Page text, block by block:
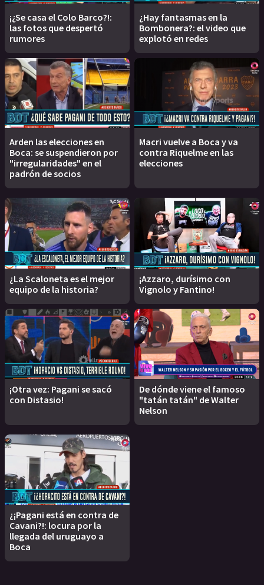
¡¿Se casa el Colo Barco?!:
las fotos que despertó
rumores
¿Hay fantasmas en la
Bombonera?: el video que
explotó en redes
Arden las elecciones en
Boca: se suspendieron por
"irregularidades" en el
padrón de socios
Macri vuelve a Boca y va
contra Riquelme en las
elecciones
¿La Scaloneta es el mejor
equipo de la historia?
¡Azzaro, durísimo con
Vignolo y Fantino!
¡Otra vez: Pagani se sacó
con Distasio!
De dónde viene el famoso
"tatán tatán" de Walter
Nelson
¿¡Pagani está en contra de
Cavani?!: locura por la
llegada del uruguayo a
Boca